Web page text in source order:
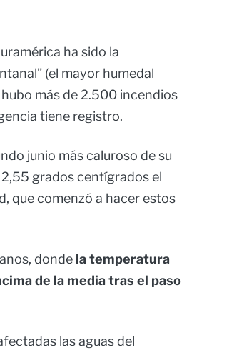
ha sido la
(el mayor humedal
más de 2.500 incendios
tiene registro.
junio más caluroso de su
grados centígrados el
que comenzó a hacer estos
donde la temperatura
de la media tras el paso
las aguas del